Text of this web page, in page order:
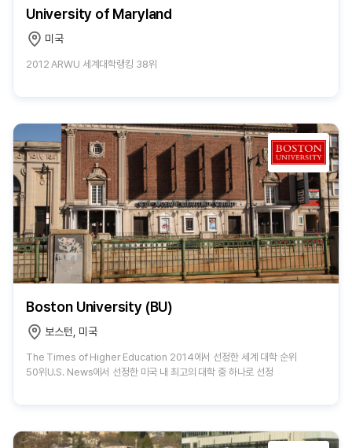
University of Maryland
미국
2012 ARWU 세계대학랭킹 38위
Boston University (BU)
보스턴, 미국
The Times of Higher Education 2014에서 선정한 세계 대학 순위
50위U.S. News에서 선정한 미국 내 최고의 대학 중 하나로 선정